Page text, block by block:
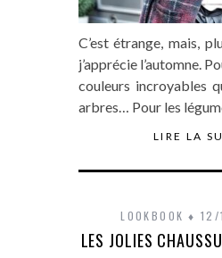
C’est étrange, mais,
j’apprécie l’automne.
couleurs incroyables
arbres… Pour les
LIRE LA
LOOKBOOK 12/
LES JOLIES